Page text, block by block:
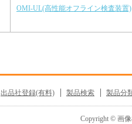
OMI-UL(高性能オフライン検査装置)
出品社登録(有料) 製品検索 製品分
Copyright © 画像